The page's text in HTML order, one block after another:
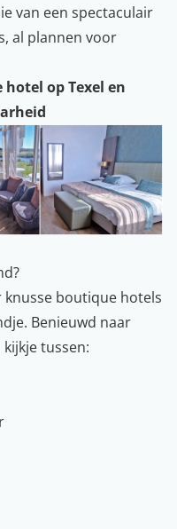
van een spectaculair
al plannen voor
op Texel en
knusse boutique hotels
Benieuwd naar
tussen: